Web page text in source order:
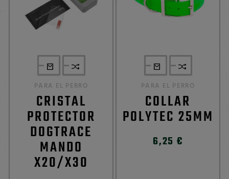
PARA EL PERRO
CRISTAL
PROTECTOR
DOGTRACE
MANDO
X20/X30
PARA EL PERRO
COLLAR
POLYTEC 25MM
6,25 €